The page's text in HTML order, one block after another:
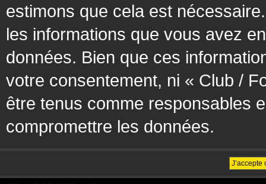
estimons que cela est
les informations que vous avez
données. Bien que ces
votre consentement, ni « Club /
être tenus comme responsables
compromettre les données.